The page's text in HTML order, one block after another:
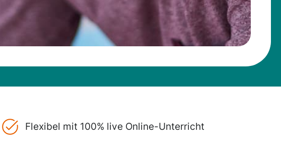
Flexibel mit 100% live Online-Unterricht